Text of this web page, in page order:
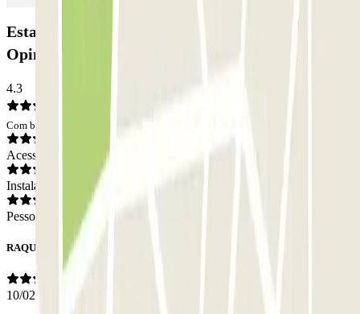
Estacionamento Fira Hospitalet Promoparc:
Opiniões
4.3
Com base em 4 opiniões
Acesso
Instalações
Pessoal
RAQUEL
10/02/2025